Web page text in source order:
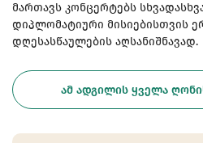
მართავს კონცერტებს
დიპლომატიური მისიებისთვის
დღესასწაულების აღსანიშნავად.
ᲐᲛ ᲐᲓᲒᲘᲚᲘᲡ ᲧᲕᲔᲚᲐ